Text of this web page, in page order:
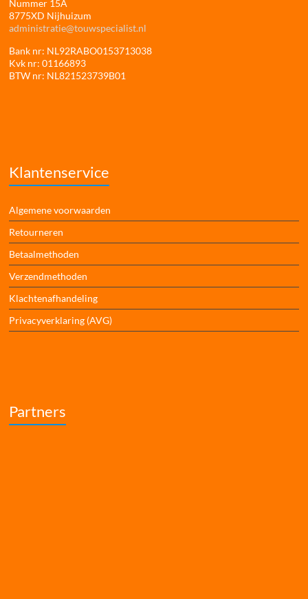
Nummer 15A
8775XD Nijhuizum
administratie@touwspecialist.nl
Bank nr: NL92RABO0153713038
Kvk nr: 01166893
BTW nr: NL821523739B01
Klantenservice
Algemene voorwaarden
Retourneren
Betaalmethoden
Verzendmethoden
Klachtenafhandeling
Privacyverklaring (AVG)
Partners